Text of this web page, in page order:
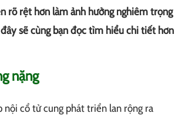
rõ rệt hơn làm ảnh hưởng nghiêm trọng
sẽ cùng bạn đọc tìm hiểu chi tiết hơn
nặng
cổ tử cung phát triển lan rộng ra